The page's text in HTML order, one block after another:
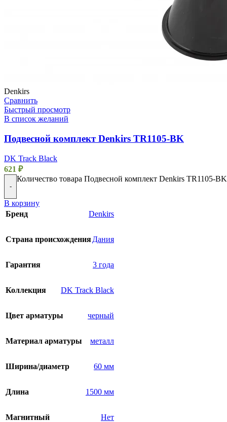
Denkirs
Сравнить
Быстрый просмотр
В список желаний
Подвесной комплект Denkirs TR1105-BK
DK Track Black
621 ₽
-
Количество товара Подвесной комплект Denkirs TR1105-BK
В корзину
Бренд
Denkirs
Страна происхожденияДания
Гарантия 3 года
Коллекция DK Track Black
Цвет арматуры черный
Материал арматуры металл
Ширина/диаметр 60 мм
Длина 1500 мм
Магнитный Нет